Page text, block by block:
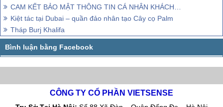
CAM KẾT BẢO MẬT THÔNG TIN CÁ NHÂN KHÁCH HÀNG
Kiệt tác tại Dubai – quần đảo nhân tạo Cây cọ Palm
Tháp Burj Khalifa
CÔNG TY CỔ PHẦN VIETSENSE